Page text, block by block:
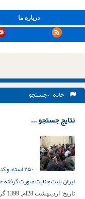
درباره ما
خانه > جستجو
نتایج جستجو ...
۲۵۰
ایران بابت جنایت صورت گرفته
تاریخ: اردیبهشت 28ام, 1399